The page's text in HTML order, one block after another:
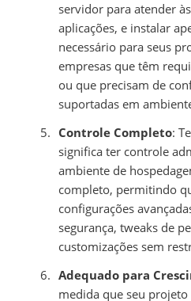
servidor para atender
aplicações, e instalar
necessário para seus
empresas que têm
ou que precisam de
suportadas em
Controle Completo:
significa ter controle
ambiente de
completo, permitindo
configurações
segurança, tweaks de
customizações sem
Adequado para
medida que seu projeto